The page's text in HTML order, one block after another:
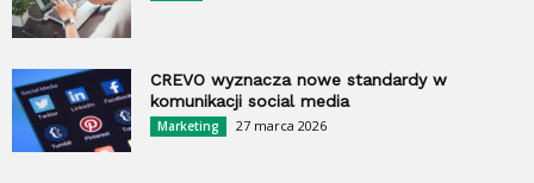
CREVO wyznacza nowe standardy w
komunikacji social media
Marketing 27 marca 2026